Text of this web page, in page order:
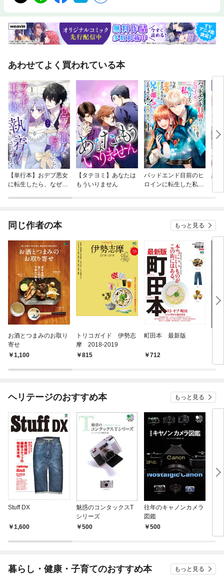
あわせてよく買われている本
【単行本】おデブ悪女
に転生したら、なぜか
【タテヨミ】あなたは
もういりません
バッドエンド目前のヒ
ロインに転生した私、
結
同じ作者の本 もっと見る
お酒とつまみのお取り
寄せ
1,100
トリコガイド 伊勢志
摩 2018-2019
815
町田本 最新版
712
ヘリテージのおすすめ本 もっと見る
Stuff DX
1,600
魅惑のコンタックスT
シリーズ
500
往年のキャノンカメラ
図鑑
500
暮らし・健康・子育てのおすすめ本 もっと見る